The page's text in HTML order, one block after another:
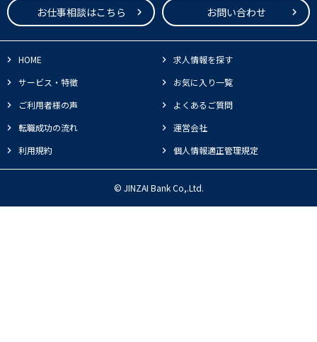
お仕事相談はこちら お問い合わせ
HOME
求人情報を探す
サービス・特徴
お気に入り一覧
ご利用者様の声
よくあるご質問
転職成功の流れ
運営会社
利用規約
個人情報適正管理規定
© JINZAI Bank Co,.Ltd.